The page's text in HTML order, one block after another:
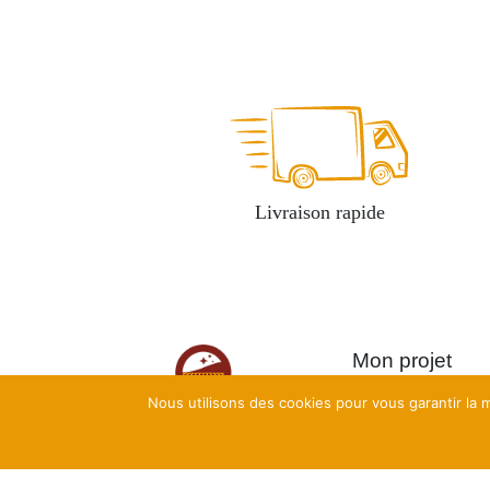
Livraison rapide
Mon projet
Calculatrices de
Nous utilisons des cookies pour vous garantir